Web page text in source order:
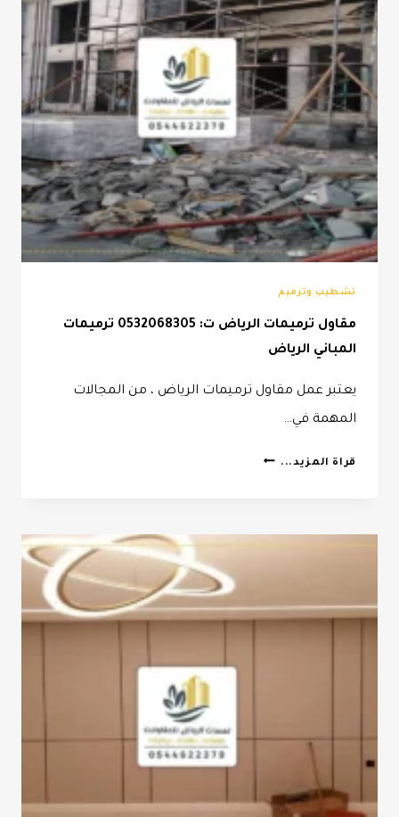
الرياض
تشطيب وترميم
مقاول ترميمات الرياض ت: 0532068305 ترميمات
المباني الرياض
يعتبر عمل مقاول ترميمات الرياض ، من المجالات
المهمة في…
قراة المزيد... مقاول
الرياض